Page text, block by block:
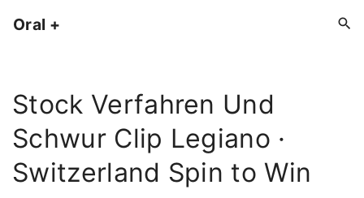
Oral +
Stock Verfahren Und
Schwur Clip Legiano ·
Switzerland Spin to Win